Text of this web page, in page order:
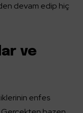
devam edip hiç
ve
enfes